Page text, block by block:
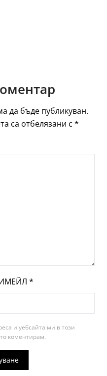
да бъде публикуван.
са отбелязани с *
*
и уебсайта ми в този
коментирам.